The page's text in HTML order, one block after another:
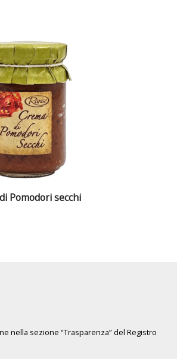
Pomodori secchi
nella sezione “Trasparenza” del Registro